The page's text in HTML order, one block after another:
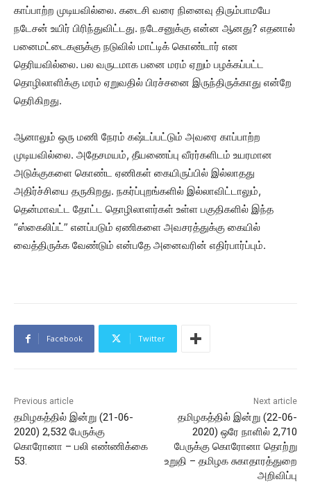
காப்பாற்ற முடியவில்லை. கடைசி வரை நினைவு திரும்பாமயே
நடேசன் உயிர் பிரிந்துவிட்டது. நடேசனுக்கு என்ன ஆனது? எதனால்
பனைமட்டைகளுக்கு நடுவில் மாட்டிக் கொண்டார் என
தெரியவில்லை. பல வருடமாக பனை மரம் ஏறும் பழக்கப்பட்ட
தொழிலாளிக்கு மரம் ஏறுவதில் பிரச்சனை இருந்திருக்காது என்றே
தெரிகிறது.
ஆனாலும் ஒரு மணி நேரம் கஷ்டப்பட்டும் அவரை காப்பாற்ற
முடியவில்லை. அதேசமயம், தீயணைப்பு வீரர்களிடம் உயரமான
அடுக்குகளை கொண்ட ஏணிகள் கையிருப்பில் இல்லாதது
அதிர்ச்சியை தருகிறது. நகர்ப்புறங்களில் இல்லாவிட்டாலும்,
தென்மாவட்ட தோட்ட தொழிலாளர்கள் உள்ள பகுதிகளில் இந்த
“ஸ்கைலிப்ட்” எனப்படும் ஏணிகளை அவசரத்துக்கு கையில்
வைத்திருக்க வேண்டும் என்பதே அனைவரின் எதிர்பார்ப்பும்.
Facebook Twitter
Previous article
தமிழகத்தில் இன்று (21-06-
2020) 2,532 பேருக்கு
கொரோனா – பலி எண்ணிக்கை
53.
Next article
தமிழகத்தில் இன்று (22-06-
2020) ஒரே நாளில் 2,710
பேருக்கு கொரோனா தொற்று
உறுதி – தமிழக சுகாதாரத்துறை
அறிவிப்பு